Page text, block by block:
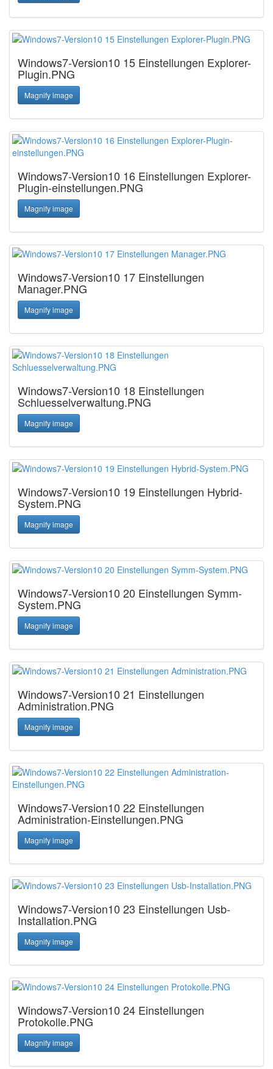
Windows7-Version10 15 Einstellungen Explorer-
Plugin.PNG
Magnify image
Windows7-Version10 16 Einstellungen Explorer-
Plugin-einstellungen.PNG
Magnify image
Windows7-Version10 17 Einstellungen
Manager.PNG
Magnify image
Windows7-Version10 18 Einstellungen
Schluesselverwaltung.PNG
Magnify image
Windows7-Version10 19 Einstellungen Hybrid-
System.PNG
Magnify image
Windows7-Version10 20 Einstellungen Symm-
System.PNG
Magnify image
Windows7-Version10 21 Einstellungen
Administration.PNG
Magnify image
Windows7-Version10 22 Einstellungen
Administration-Einstellungen.PNG
Magnify image
Windows7-Version10 23 Einstellungen Usb-
Installation.PNG
Magnify image
Windows7-Version10 24 Einstellungen
Protokolle.PNG
Magnify image